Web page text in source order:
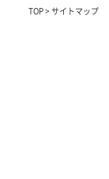
TOP> サイトマップ